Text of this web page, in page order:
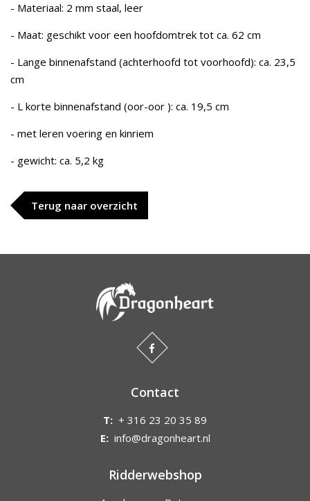
- Materiaal: 2 mm staal, leer
- Maat: geschikt voor een hoofdomtrek tot ca. 62 cm
- Lange binnenafstand (achterhoofd tot voorhoofd): ca. 23,5
cm
- L korte binnenafstand (oor-oor ): ca. 19,5 cm
- met leren voering en kinriem
- gewicht: ca. 5,2 kg
Terug naar overzicht
Contact
T: + 316 23 20 35 89
E: info@dragonheart.nl
Ridderwebshop